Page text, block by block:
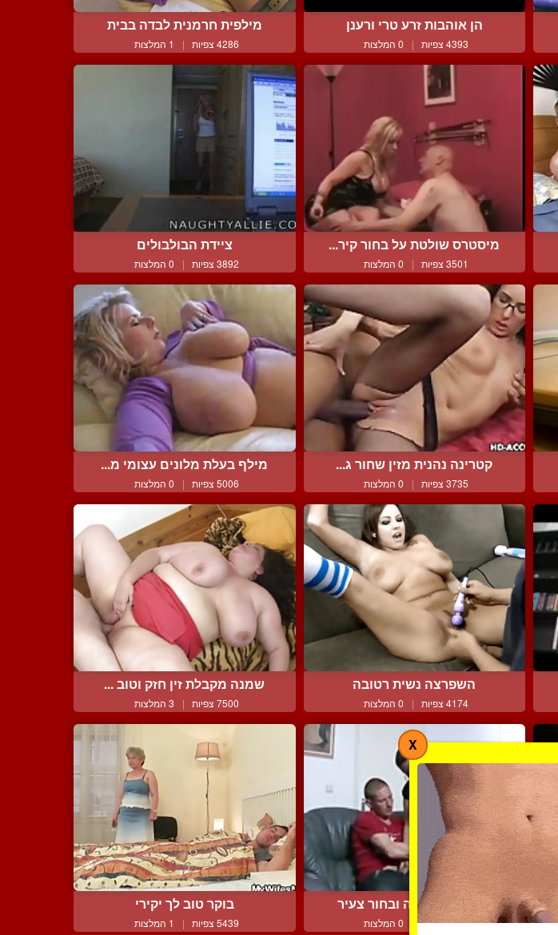
הן אוהבות זרע טרי ורענן
4393 צפיות | 0 המלצות
מילפית חרמנית לבדה בבית
4286 צפיות | 1 המלצות
מיסטרס שולטת על בחור קיר...
3501 צפיות | 0 המלצות
ציידת הבולבולים
3892 צפיות | 0 המלצות
קטרינה נהנית מזין שחור ג...
3735 צפיות | 0 המלצות
מילף בעלת מלונים עצומי מ...
5006 צפיות | 0 המלצות
השפרצה נשית רטובה
4174 צפיות | 0 המלצות
שמנה מקבלת זין חזק וטוב ...
7500 צפיות | 3 המלצות
הולנדית מתוקה ובחור צעיר
5260 צפיות | 0 המלצות
בוקר טוב לך יקירי
5439 צפיות | 1 המלצות
X